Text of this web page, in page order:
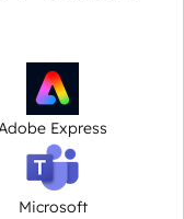
Express
Microsoft